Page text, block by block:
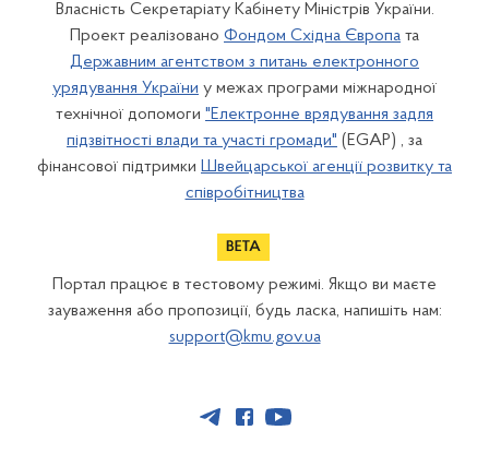
Власність Секретаріату Кабінету Міністрів України.
Проект реалізовано Фондом Східна Європа та
Державним агентством з питань електронного
урядування України у межах програми міжнародної
технічної допомоги "Електронне врядування задля
підзвітності влади та участі громади" (EGAP) , за
фінансової підтримки Швейцарської агенції розвитку та
співробітництва
Портал працює в тестовому режимі. Якщо ви маєте
зауваження або пропозиції, будь ласка, напишіть нам:
support@kmu.gov.ua